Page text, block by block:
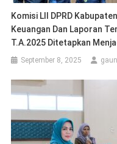
Komisi Lll DPRD
Keuangan Dan Laporan
T.A.2025 Ditetapkan
September 8, 2025